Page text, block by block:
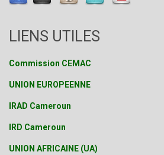
LIENS UTILES
Commission CEMAC
UNION EUROPEENNE
IRAD Cameroun
IRD Cameroun
UNION AFRICAINE (UA)